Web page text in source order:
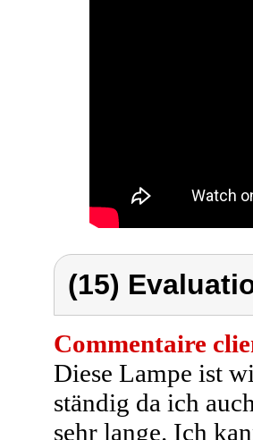
(15)
Commentaire
Diese Lampe ist
ständig da ich
sehr lange. Ich